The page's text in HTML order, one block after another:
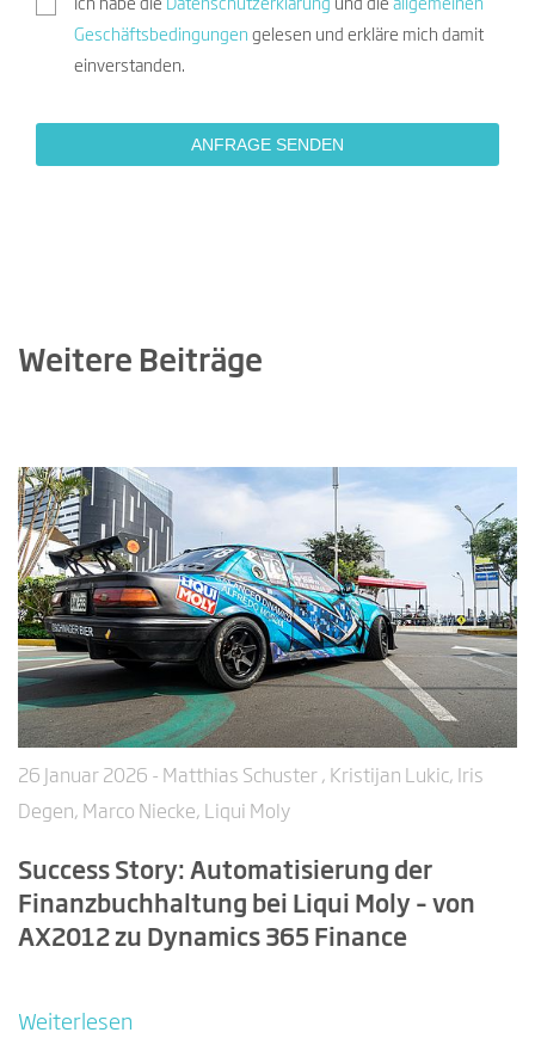
Ich habe die Datenschutzerklärung und die allgemeinen
Geschäftsbedingungen gelesen und erkläre mich damit
einverstanden.
Weitere Beiträge
26 Januar 2026 - Matthias Schuster , Kristijan Lukic, Iris
Degen, Marco Niecke, Liqui Moly
Success Story: Automatisierung der
Finanzbuchhaltung bei Liqui Moly – von
AX2012 zu Dynamics 365 Finance
Weiterlesen